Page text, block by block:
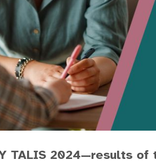
TALIS 2024—results